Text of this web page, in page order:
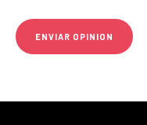
ENVIAR OPINION